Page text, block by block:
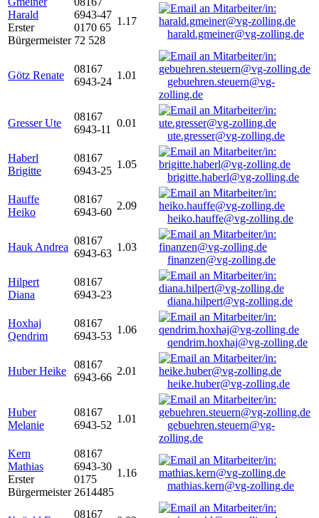
Harald
Erster
Bürgermeister
6943-47
0170 65
72 528
1.17
harald.gmeiner@vg-zolling.de
Götz Renate
08167
6943-24
1.01
gebuehren.steuern@vg-
zolling.de
Gresser Ute
08167
6943-11
0.01
ute.gresser@vg-zolling.de
Haberl
Brigitte
08167
6943-25
1.05
brigitte.haberl@vg-zolling.de
Hauffe
Heiko
08167
6943-60
2.09
heiko.hauffe@vg-zolling.de
Hauk Andrea
08167
6943-63
1.03
finanzen@vg-zolling.de
Hilpert
Diana
08167
6943-23
diana.hilpert@vg-zolling.de
Hoxhaj
Qendrim
08167
6943-53
1.06
qendrim.hoxhaj@vg-zolling.de
Huber Heike
08167
6943-66
2.01
heike.huber@vg-zolling.de
Huber
Melanie
08167
6943-52
1.01
gebuehren.steuern@vg-
zolling.de
Kern
Mathias
Erster
Bürgermeister
08167
6943-30
0175
2614485
1.16
mathias.kern@vg-zolling.de
08167